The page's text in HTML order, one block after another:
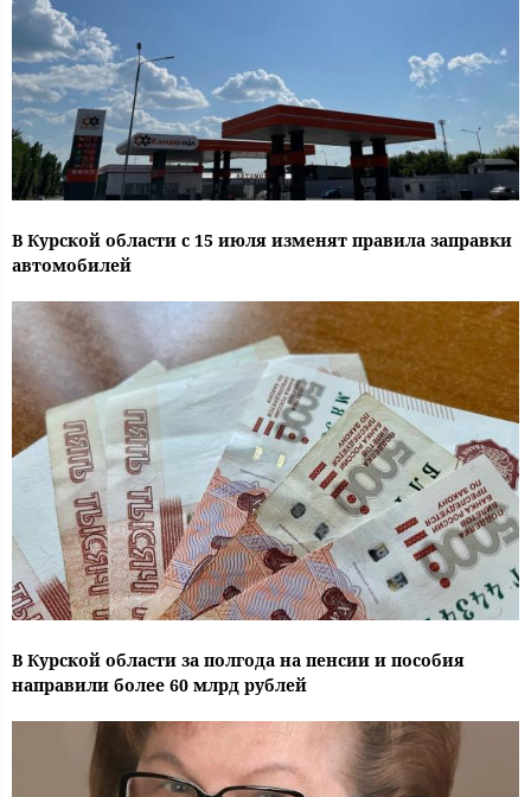
В Курской области с 15 июля изменят правила заправки
автомобилей
В Курской области за полгода на пенсии и пособия
направили более 60 млрд рублей